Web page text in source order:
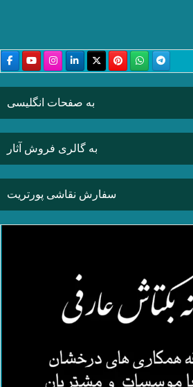
به صفحات انگلیسی
به گالری فروش آثار
سفارش نقاشی پورتریت